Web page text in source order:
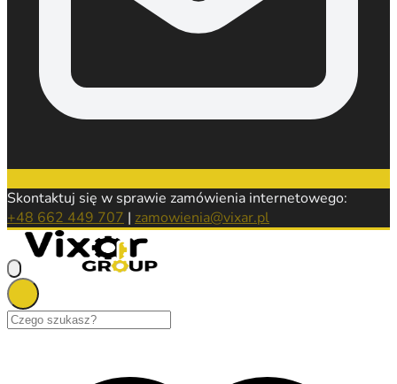
Skontaktuj się w sprawie zamówienia internetowego:
+48 662 449 707 | zamowienia@vixar.pl